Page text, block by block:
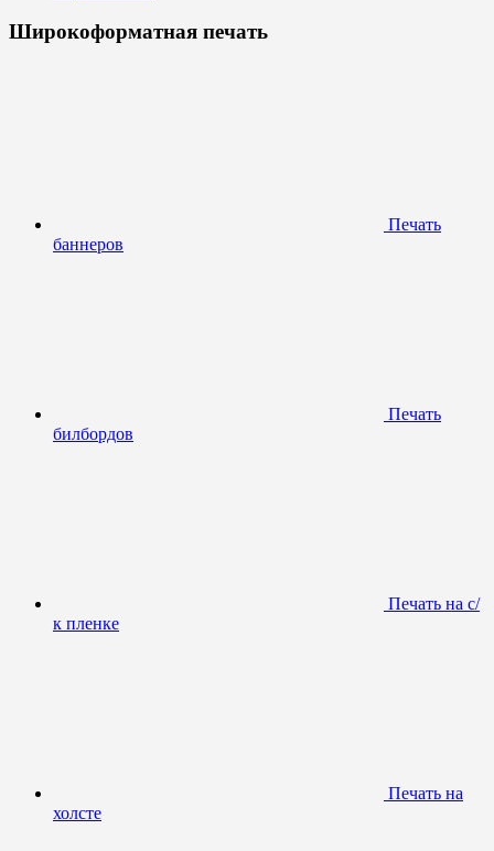
Широкоформатная печать
Печать
баннеров
Печать
билбордов
Печать на с/
к пленке
Печать на
холсте